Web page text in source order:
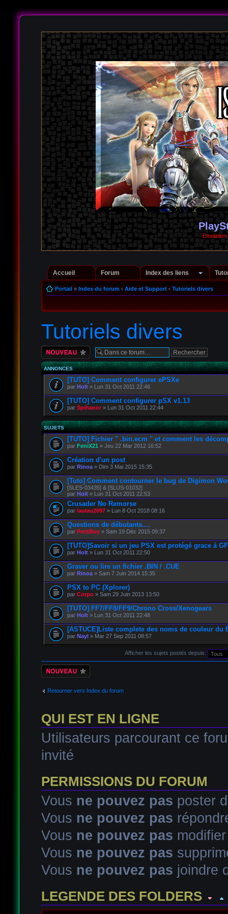
Accueil Forum Index des liens
Portail» Index du forum ‹ Aide et Support ‹ Tutoriels divers
Tutoriels divers
Écrire un nouveau
sujet
ANNONCES
[TUTO] Comment configurer ePSXe
par Holt» Lun 31 Oct 2011 22:46
[TUTO] Comment configurer pSX v1.13
par Spihanor» Lun 31 Oct 2011 22:44
SUJETS
[TUTO] Fichier " .bin.ecm " et comment les
par FeniX21 » Jeu 22 Mar 2012 16:52
Création d'un post
par Rinoa» Dim 3 Mai 2015 15:35
[Tuto] Comment contourner le bug de Digimon
[SLES-03435] & [SLUS-01032]
par Holt» Lun 31 Oct 2011 22:53
Crusader No Remorse
par laulau2097» Lun 8 Oct 2018 08:16
Questions de débutants....
par PetitBoy» Sam 19 Déc 2015 09:37
[TUTO]Savoir si un jeu PSX est protégé grace à
par Holt» Lun 31 Oct 2011 22:50
Graver ou lire un fichier .BIN / .CUE
par Rinoa» Sam 7 Juin 2014 15:35
PSX to PC (Xplorer)
par Corpo» Sam 29 Juin 2013 13:50
[TUTO] FF7/FF8/FF9/Chrono Cross/Xenogears
par Holt» Lun 31 Oct 2011 22:48
[ASTUCE]Liste complete des noms de couleur du
par Nayl» Mar 27 Sep 2011 08:57
Afficher les sujets postés depuis:
Écrire un nouveau
sujet
Retourner vers Index du forum
QUI EST EN LIGNE
Utilisateurs parcourant ce
invité
PERMISSIONS DU FORUM
Vous ne pouvez pas poster
Vous ne pouvez pas
Vous ne pouvez pas
Vous ne pouvez pas
Vous ne pouvez pas joindre
LEGENDE DES FOLDERS